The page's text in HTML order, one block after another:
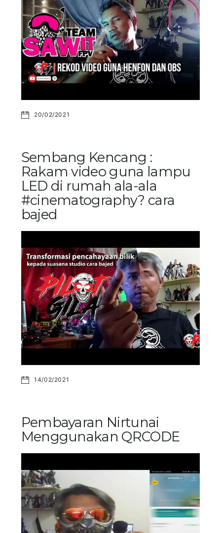
20/02/2021
Sembang Kencang :
Rakam video guna lampu
LED di rumah ala-ala
#cinematography? cara
bajed
14/02/2021
Pembayaran Nirtunai
Menggunakan QRCODE